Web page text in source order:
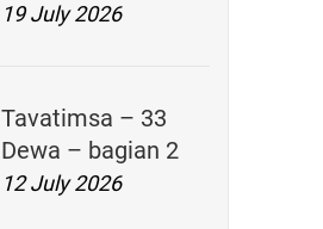
19 July 2026
Tavatimsa – 33
Dewa – bagian 2
12 July 2026